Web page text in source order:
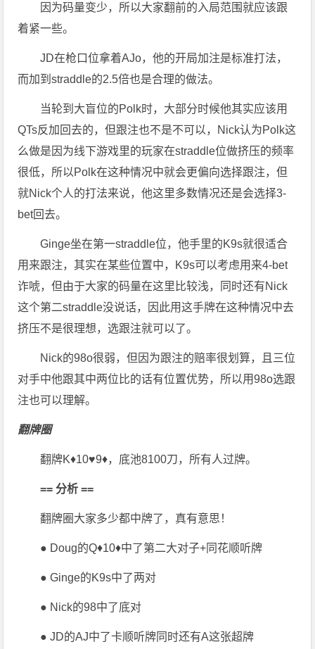
因为码量变少，所以大家翻前的入局范围就应该跟
着紧一些。
JD在枪口位拿着AJo，他的开局加注是标准打法，
而加到straddle的2.5倍也是合理的做法。
当轮到大盲位的Polk时，大部分时候他其实应该用
QTs反加回去的，但跟注也不是不可以，Nick认为Polk这
么做是因为线下游戏里的玩家在straddle位做挤压的频率
很低，所以Polk在这种情况中就会更偏向选择跟注，但
就Nick个人的打法来说，他这里多数情况还是会选择3-
bet回去。
Ginge坐在第一straddle位，他手里的K9s就很适合
用来跟注，其实在某些位置中，K9s可以考虑用来4-bet
诈唬，但由于大家的码量在这里比较浅，同时还有Nick
这个第二straddle没说话，因此用这手牌在这种情况中去
挤压不是很理想，选跟注就可以了。
Nick的98o很弱，但因为跟注的赔率很划算，且三位
对手中他跟其中两位比的话有位置优势，所以用98o选跟
注也可以理解。
翻牌圈
翻牌K♦10♥9♦，底池8100刀，所有人过牌。
== 分析 ==
翻牌圈大家多少都中牌了，真有意思！
● Doug的Q♦10♦中了第二大对子+同花顺听牌
● Ginge的K9s中了两对
● Nick的98中了底对
● JD的AJ中了卡顺听牌同时还有A这张超牌